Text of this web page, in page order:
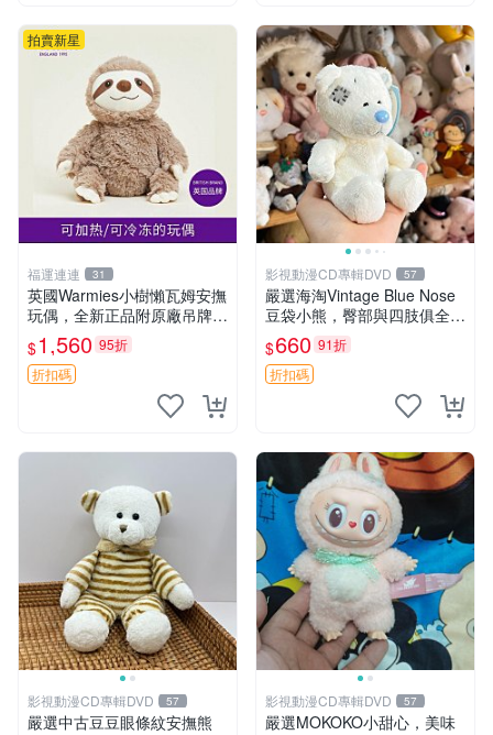
拍賣新星
福運連連 31
英國Warmies小樹懶瓦姆安撫
玩偶，全新正品附原廠吊牌與
防塵袋，內藏薰衣草可加熱，
適合各個年齡層，冷暖兩用享
受抱抱樂趣，不容錯過嚴選好
$1,560 95折
折扣碼
影視動漫CD專輯DVD 57
嚴選海淘Vintage Blue Nose
豆袋小熊，臀部與四肢俱全，
坐高11公分，附原盒與吊牌
收藏。藍鼻子小熊，值得擁有
玩具 憶熊
$660 91折
折扣碼
影視動漫CD專輯DVD 57
嚴選中古豆豆眼條紋安撫熊
影視動漫CD專輯DVD 57
嚴選MOKOKO小甜心，美味